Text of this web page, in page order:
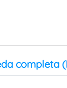
completa